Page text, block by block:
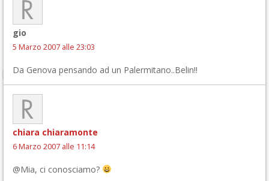
gio
5 Marzo 2007 alle 23:03
Da Genova pensando ad un Palermitano..Belin!!
chiara chiaramonte
6 Marzo 2007 alle 11:14
@Mia, ci conosciamo?